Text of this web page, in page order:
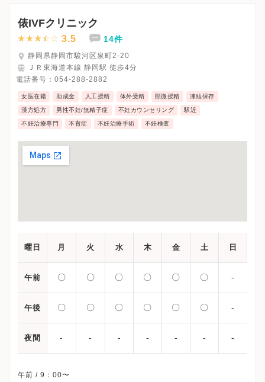
俵IVFクリニック
3.5 14件
静岡県静岡市駿河区泉町2-20
ＪＲ東海道本線 静岡駅 徒歩4分
電話番号： 054-288-2882
女医在籍 助成金 人工授精 体外受精 顕微授精 凍結保存
漢方処方 男性不妊/無精子症 不妊カウンセリング 駅近
不妊治療専門 不育症 不妊治療手術 不妊検査
曜日 月 火 水 木 金 土 日
午前 〇 〇 〇 〇 〇 〇 -
午後 〇 〇 〇 〇 〇 〇 -
夜間 - - - - - - -
午前 / 9：00〜